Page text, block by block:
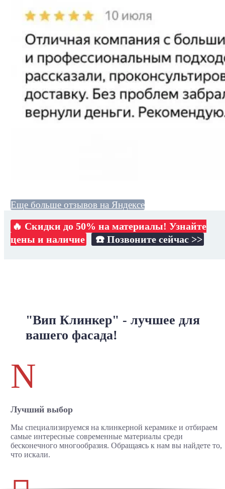
Еще больше отзывов на Яндексе
🔥 Скидки до 50% на материалы! Узнайте
цены и наличие
☎️ Позвоните сейчас >>
"Вип Клинкер" - лучшее для
вашего фасада!
N
Лучший выбор
Мы специализируемся на клинкерной керамике и отбираем
самые интересные современные материалы среди
бесконечного многообразия. Обращаясь к нам вы найдете то,
что искали.